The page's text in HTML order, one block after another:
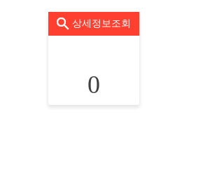
상세정보조회
0